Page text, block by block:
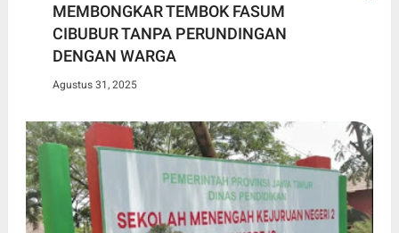
MEMBONGKAR TEMBOK FASUM
CIBUBUR TANPA PERUNDINGAN
DENGAN WARGA
Agustus 31, 2025